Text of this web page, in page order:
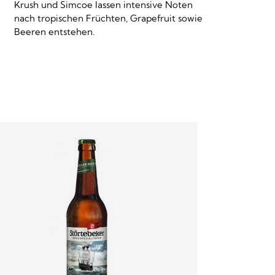
Krush und Simcoe lassen intensive Noten
nach tropischen Früchten, Grapefruit sowie
Beeren entstehen.